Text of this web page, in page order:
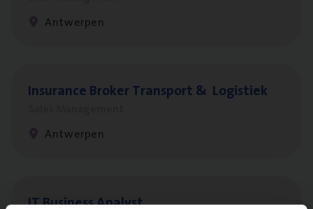
Antwerpen
Insu­ran­ce Bro­ker Trans­port& Logistiek
Antwerpen
ITBusi­ness Analyst